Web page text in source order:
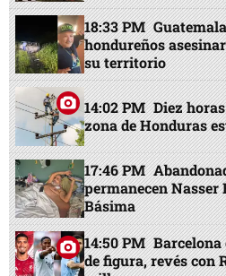
18:33 PM
hondureños
su territorio
14:02 PM Diez
zona de Honduras
17:46 PM
permanecen
Básima
14:50 PM
de figura, revés con